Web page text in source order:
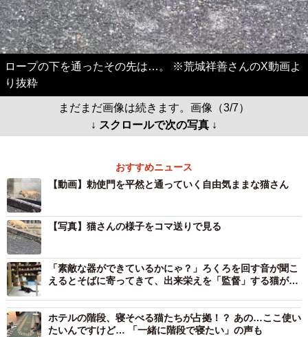
ロープの下を通ったその先は…。 ※荒城祥善さんのX動画よ
り抜粋
まだまだ画像は続きます。画像（3/7）
↓ スクロールで次の写真 ↓
おすすめニュース
【動画】勅使門を平然と通っていく自由気ままな猫さん
【写真】猫さんの様子をコマ送りで見る
「素敵な器ができているかにゃ？」ろくろを回す音が聞こ
えるとそばに寄ってきて、出来栄えを「監督」する猫がい
ホテルの階段、寝そべる猫たちが占拠！？ あの…ここ使い
たいんですけど… 「一緒に階段で寝たい」の声も